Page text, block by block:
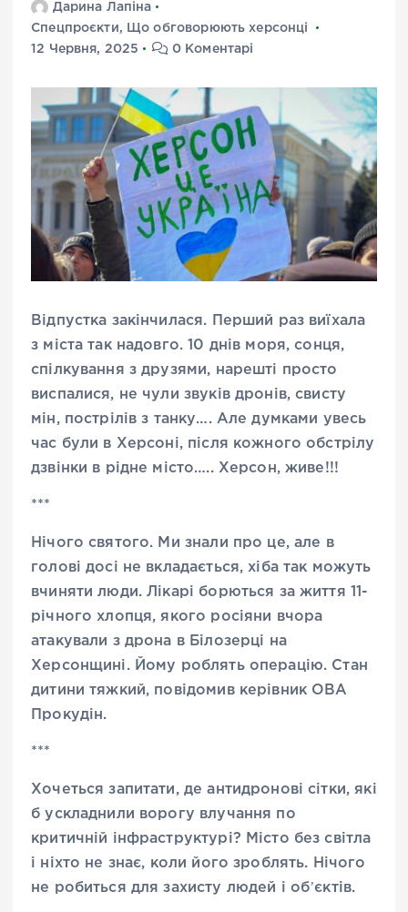
Дарина Лапіна
Спецпроєкти,
Що обговорюють херсонці
12 Червня, 2025
0 Коментарі
Відпустка закінчилася. Перший раз виїхала
з міста так надовго. 10 днів моря, сонця,
спілкування з друзями, нарешті просто
виспалися, не чули звуків дронів, свисту
мін, пострілів з танку…. Але думками увесь
час були в Херсоні, після кожного обстрілу
дзвінки в рідне місто….. Херсон, живе!!!
***
Нічого святого. Ми знали про це, але в
голові досі не вкладається, хіба так можуть
вчиняти люди. Лікарі борються за життя 11-
річного хлопця, якого росіяни вчора
атакували з дрона в Білозерці на
Херсонщині. Йому роблять операцію. Стан
дитини тяжкий, повідомив керівник ОВА
Прокудін.
***
Хочеться запитати, де антидронові сітки, які
б ускладнили ворогу влучання по
критичній інфраструктурі? Місто без світла
і ніхто не знає, коли його зроблять. Нічого
не робиться для захисту людей і обʼєктів.